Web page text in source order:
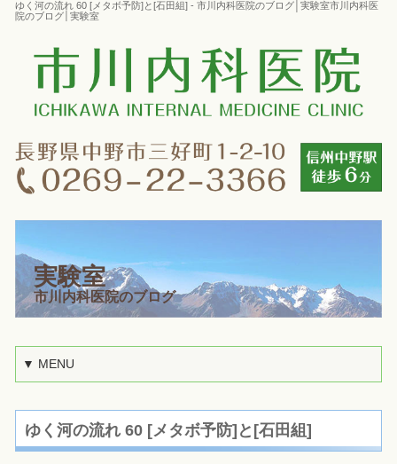
ゆく河の流れ 60 [メタボ予防]と[石田組] - 市川内科医院のブログ│実験室市川内科医
院のブログ│実験室
実験室
市川内科医院のブログ
▼ MENU
ゆく河の流れ 60 [メタボ予防]と[石田組]